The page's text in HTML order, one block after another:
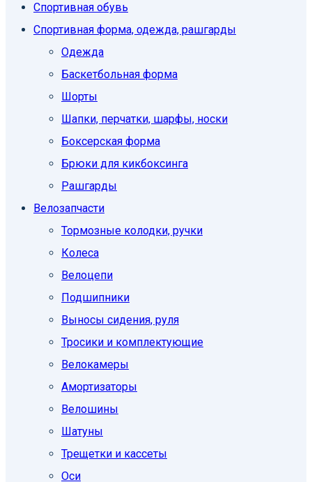
Спортивная обувь
Спортивная форма, одежда, рашгарды
Одежда
Баскетбольная форма
Шорты
Шапки, перчатки, шарфы, носки
Боксерская форма
Брюки для кикбоксинга
Рашгарды
Велозапчасти
Тормозные колодки, ручки
Колеса
Велоцепи
Подшипники
Выносы сидения, руля
Тросики и комплектующие
Велокамеры
Амортизаторы
Велошины
Шатуны
Трещетки и кассеты
Оси